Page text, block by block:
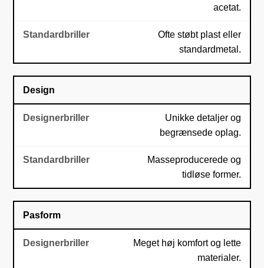
acetat.
Ofte støbt plast eller
standardmetal.
Design
Unikke detaljer og
begrænsede oplag.
Masseproducerede og
tidløse former.
Pasform
Meget høj komfort og lette
materialer.